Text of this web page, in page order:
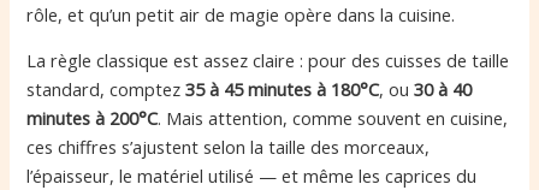
rôle, et qu’un petit air de magie opère dans la cuisine.
La règle classique est assez claire : pour des cuisses de taille
standard, comptez35 à 45 minutes à 180°C, ou30 à 40
minutes à 200°C. Mais attention, comme souvent en cuisine,
ces chiffres s’ajustent selon la taille des morceaux,
l’épaisseur, le matériel utilisé — et même les caprices du